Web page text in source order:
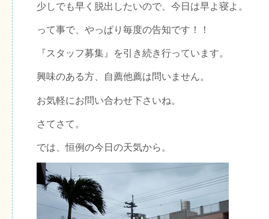
少しでも早く脱出したいので、今日は早よ寝よ。
って事で、やっぱり毎度の告知です！！
『スタッフ募集』を引き続き行っています。
興味のある方、自薦他薦は問いません。
お気軽にお問い合わせ下さいね。
さてさて。
では、恒例の今日の天気から。